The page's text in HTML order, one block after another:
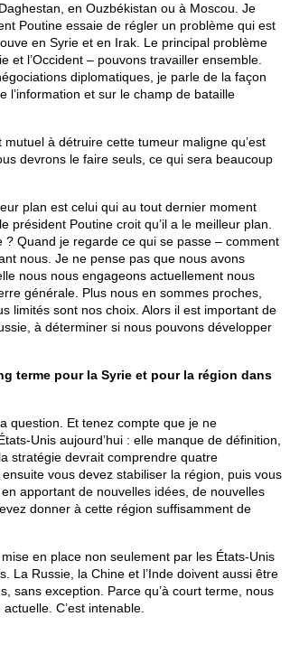
en Ouzbékistan ou à Moscou. Je
Poutine essaie de régler un problème qui est
en Syrie et en Irak. Le principal problème
et l’Occident – pouvons travailler ensemble.
diplomatiques, je parle de la façon
l’information et sur le champ de bataille
à détruire cette tumeur maligne qu’est
devrons le faire seuls, ce qui sera beaucoup
plan est celui qui au tout dernier moment
Poutine croit qu’il a le meilleur plan.
Quand je regarde ce qui se passe – comment
nous. Je ne pense pas que nous avons
nous nous engageons actuellement nous
générale. Plus nous en sommes proches,
limités sont nos choix. Alors il est important de
à déterminer si nous pouvons développer
terme pour la Syrie et pour la région dans
question. Et tenez compte que je ne
Unis aujourd’hui : elle manque de définition,
stratégie devrait comprendre quatre
vous devez stabiliser la région, puis vous
apportant de nouvelles idées, de nouvelles
donner à cette région suffisamment de
en place non seulement par les États-Unis
La Russie, la Chine et l’Inde doivent aussi être
sans exception. Parce qu’à court terme, nous
C’est intenable.